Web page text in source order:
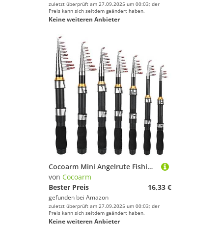
zuletzt überprüft am 27.09.2025 um 00:03; der
Preis kann sich seitdem geändert haben.
Keine weiteren Anbieter
Cocoarm Mini Angelrute Fishing Ruten Teleskoprute Kleine Seerute Tragbare Kurze Stange Eisangelrute Teleskop Angelrute für Salzwasser Süßwasser(1,2 m)
von Cocoarm
Bester Preis
16,33 €
gefunden bei Amazon
zuletzt überprüft am 27.09.2025 um 00:03; der
Preis kann sich seitdem geändert haben.
Keine weiteren Anbieter